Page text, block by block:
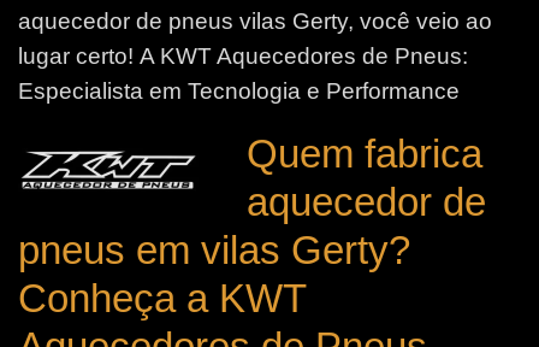
aquecedor de pneus vilas Gerty, você veio ao
lugar certo! A KWT Aquecedores de Pneus:
Especialista em Tecnologia e Performance
Quem fabrica
aquecedor de
pneus em vilas Gerty?
Conheça a KWT